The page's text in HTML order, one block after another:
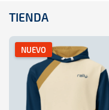
TIENDA
NUEVO